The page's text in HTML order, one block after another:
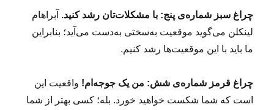
چراغ سبز شماره‌ی پنج: با مشکلات‌تان رشد کنید. آبراهام
لینکلن می‌گوید موقعیت به‌سختی به‌دست می‌آید؛ بنابراین
ما باید با این موقعیت‌‌ها رشد کنیم.
چراغ قرمز شماره‌ی شش: من یک جوجه‌ام! واقعیت این
است که شما شکست خواهید خورد. بله؛ کسی بهتر از شما